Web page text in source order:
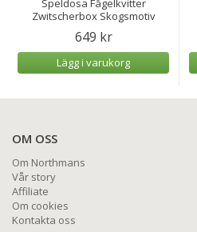
Zwitscherbox Skogsmotiv
649 kr
Lägg i varukorg
OM OSS
Om Northmans
Vår story
Affiliate
Om cookies
Kontakta oss